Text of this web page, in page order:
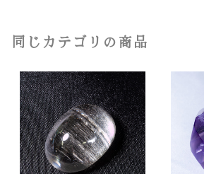
同じカテゴリの商品